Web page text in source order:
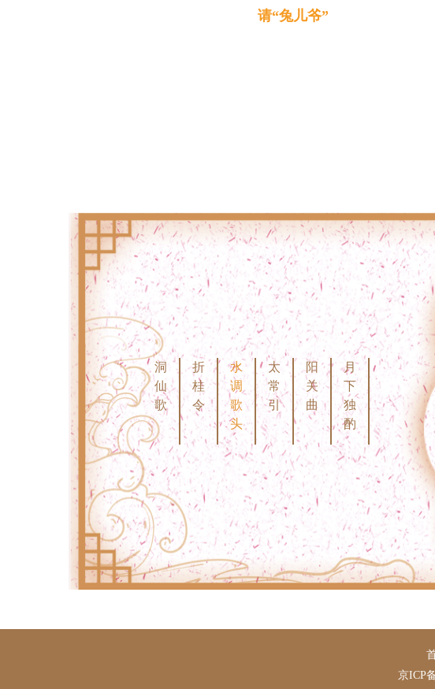
脸。“兔儿爷”是老北京中秋节俗的标志之一，旧时京华，中秋
月，东安市场、前门五牌楼、东四、西单等地，都有售卖兔儿爷
摊上架设数层楼梯式的木架，逐层增高，上面摆满大大小小的兔
称“兔儿爷山”，为花团锦簇的团圆佳节增添了烂漫色彩和欢乐气息
请“兔儿爷”
洞
仙
歌
折
桂
令
水
调
歌
头
太
常
引
阳
关
曲
月
下
独
酌
京ICP